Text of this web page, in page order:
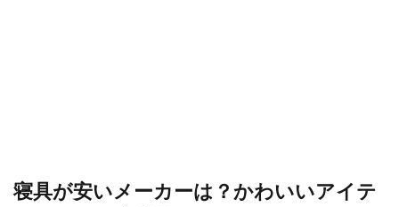
寝具が安いメーカーは？かわいいアイテ